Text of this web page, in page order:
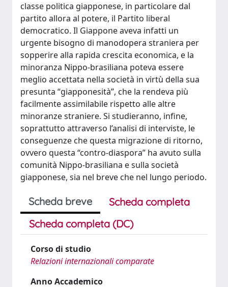
classe politica giapponese, in particolare dal
partito allora al potere, il Partito liberal
democratico. Il Giappone aveva infatti un
urgente bisogno di manodopera straniera per
sopperire alla rapida crescita economica, e la
minoranza Nippo-brasiliana poteva essere
meglio accettata nella società in virtù della sua
presunta “giapponesità”, che la rendeva più
facilmente assimilabile rispetto alle altre
minoranze straniere. Si studieranno, infine,
soprattutto attraverso l’analisi di interviste, le
conseguenze che questa migrazione di ritorno,
ovvero questa “contro-diaspora” ha avuto sulla
comunità Nippo-brasiliana e sulla società
giapponese, sia nel breve che nel lungo periodo.
Scheda breve
Scheda completa
Scheda completa (DC)
Corso di studio
Relazioni internazionali comparate
Anno Accademico